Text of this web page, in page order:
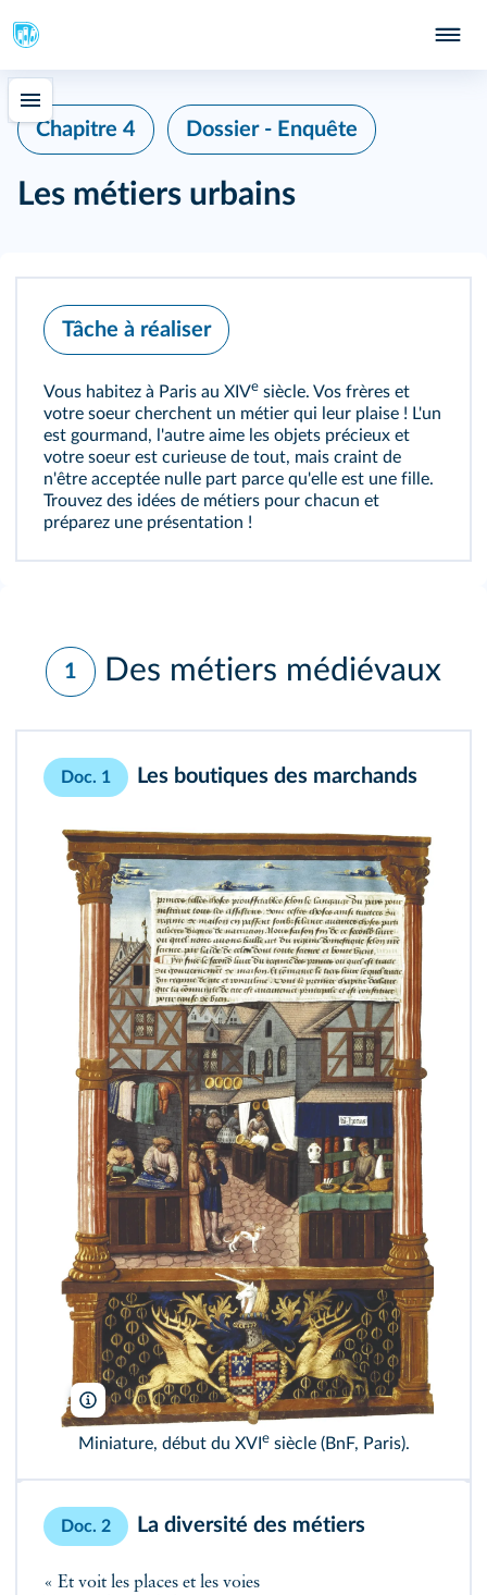
Chapitre 4 Dossier - Enquête
Les métiers urbains
Tâche à réaliser
Vous habitez à Paris au XIVe siècle. Vos frères et
votre soeur cherchent un métier qui leur plaise ! L'un
est gourmand, l'autre aime les objets précieux et
votre soeur est curieuse de tout, mais craint de
n'être acceptée nulle part parce qu'elle est une fille.
Trouvez des idées de métiers pour chacun et
préparez une présentation !
1 Des métiers médiévaux
Doc. 1 Les boutiques des marchands
AKG
Miniature, début du XVI esiècle (BnF, Paris).
Doc. 2 La diversité des métiers
« Et voit les places et les voies